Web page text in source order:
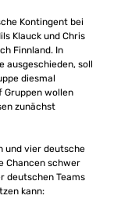
Kontingent bei
Klauck und Chris
Finnland. In
ausgeschieden, soll
diesmal
wollen
zunächst
und vier deutsche
Chancen schwer
deutschen Teams
kann: